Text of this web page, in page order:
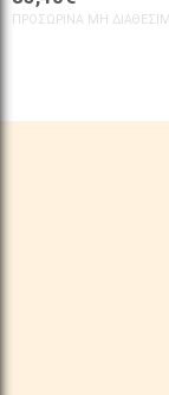
ΠΡΟΣΩΡΙΝΆ ΜΗ